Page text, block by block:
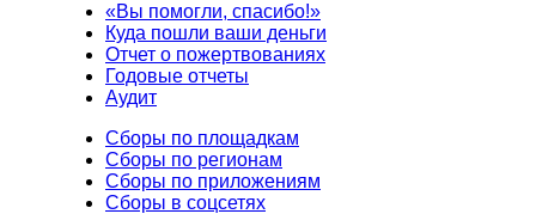
«Вы помогли, спасибо!»
Куда пошли ваши деньги
Отчет о пожертвованиях
Годовые отчеты
Аудит
Сборы по площадкам
Сборы по регионам
Сборы по приложениям
Сборы в соцсетях